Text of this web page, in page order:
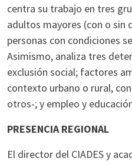
centra su trabajo en tres
adultos mayores (con o
personas con condiciones
Asimismo, analiza tres
exclusión social; factores
contexto urbano o rural,
otros-; y empleo y
PRESENCIA REGIONAL
El director del CIADES y